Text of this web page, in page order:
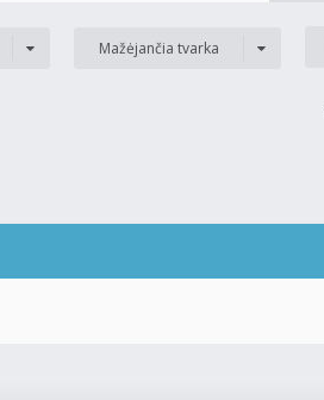
Mažėjančia tvarka